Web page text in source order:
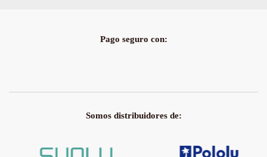
Pago seguro con:
Somos distribuidores de: